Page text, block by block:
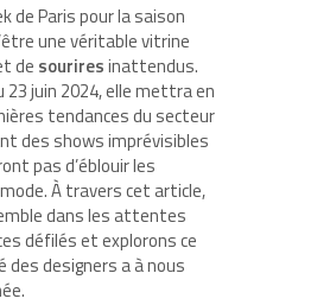
de Paris pour la saison
une véritable vitrine
de souriresinattendus.
23 juin 2024, elle mettra en
tendances du secteur
des shows imprévisibles
pas d’éblouir les
À travers cet article,
dans les attentes
défilés et explorons ce
des designers a à nous